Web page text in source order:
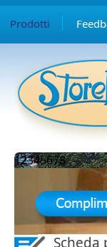
Prodotti
12345678